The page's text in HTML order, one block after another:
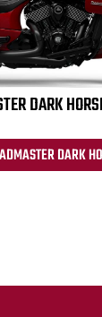
DARK
DARK